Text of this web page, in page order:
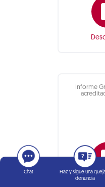
Informe
Chat
Haz y sigue una
denuncia